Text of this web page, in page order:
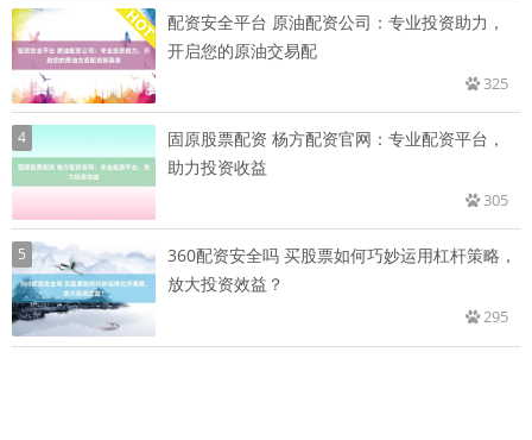
配资安全平台 原油配资公司：专业投资助力，
开启您的原油交易配
325
4
固原股票配资 杨方配资官网：专业配资平台，
助力投资收益
305
5
360配资安全吗 买股票如何巧妙运用杠杆策略，
放大投资效益？
295